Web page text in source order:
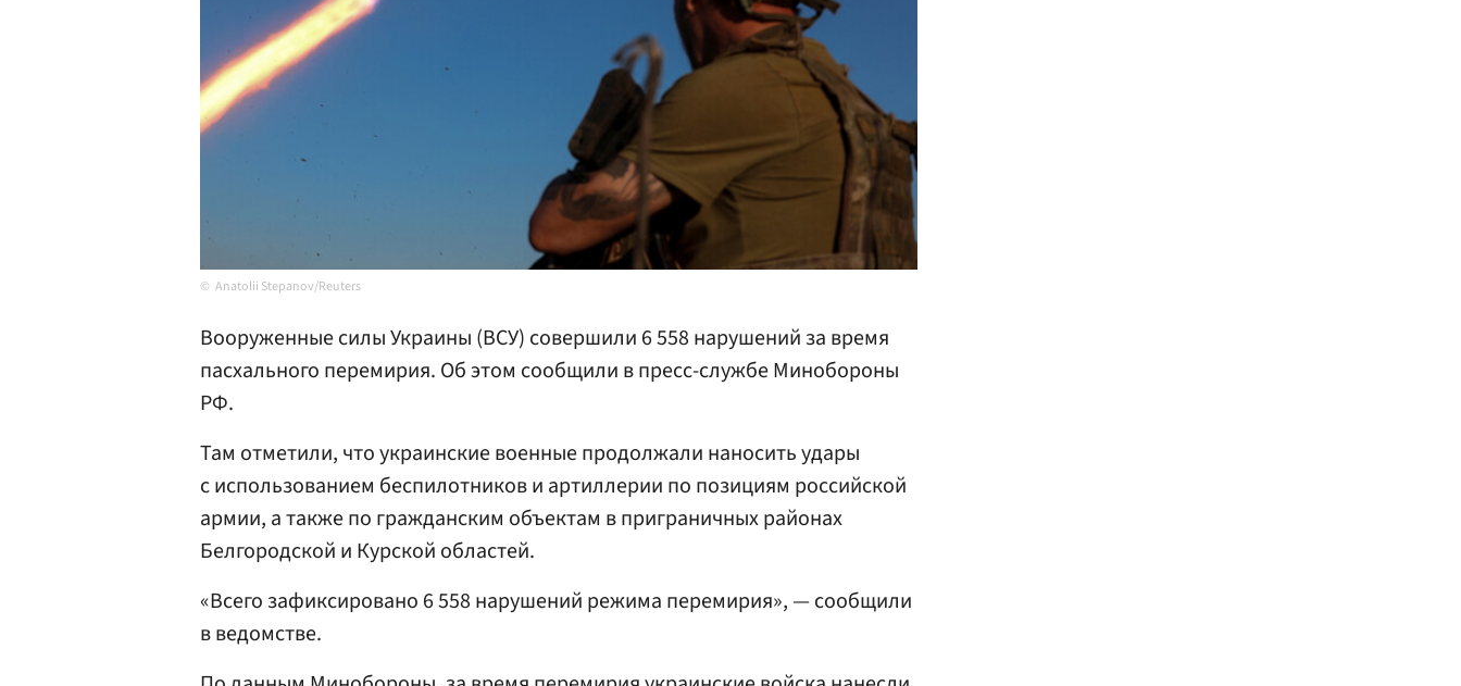
Anatolii Stepanov/Reuters
Вооруженные силы Украины (ВСУ) совершили 6 558 нарушений за время
пасхального перемирия. Об этом сообщили в пресс-службе Минобороны
РФ.
Там отметили, что украинские военные продолжали наносить удары
с использованием беспилотников и артиллерии по позициям российской
армии, а также по гражданским объектам в приграничных районах
Белгородской и Курской областей.
«Всего зафиксировано 6 558 нарушений режима перемирия», — сообщили
в ведомстве.